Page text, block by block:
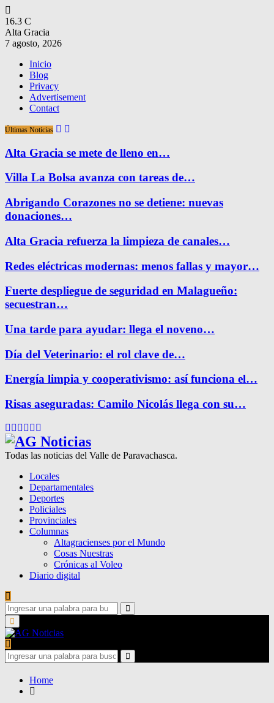
16.3 C
Alta Gracia
7 agosto, 2026
Inicio
Blog
Privacy
Advertisement
Contact
Últimas Noticias
Alta Gracia se mete de lleno en…
Villa La Bolsa avanza con tareas de…
Abrigando Corazones no se detiene: nuevas
donaciones…
Alta Gracia refuerza la limpieza de canales…
Redes eléctricas modernas: menos fallas y mayor…
Fuerte despliegue de seguridad en Malagueño:
secuestran…
Una tarde para ayudar: llega el noveno…
Día del Veterinario: el rol clave de…
Energía limpia y cooperativismo: así funciona el…
Risas aseguradas: Camilo Nicolás llega con su…
Facebook
Twitter
Instagram
Pinterest
Google
Todas las noticias del Valle de Paravachasca.
Locales
Departamentales
Deportes
Policiales
Provinciales
Columnas
Altagracienses por el Mundo
Cosas Nuestras
Crónicas al Voleo
Diario digital
Search
for:
Search
Primary
Menu
Search
for:
Search
Home